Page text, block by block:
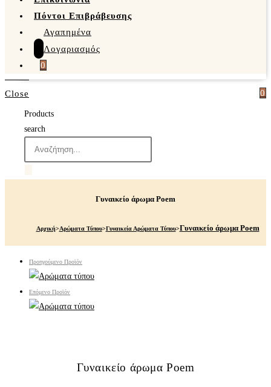
Πόντοι Επιβράβευσης
Αγαπημένα
Λογαριασμός
0
0
Close
Products
search
Γυναικείο άρωμα Poem
Αρχική>Αρώματα Τύπου>Γυναικεία Αρώματα Τύπου>Γυναικείο άρωμα Poem
Προηγούμενο Προϊόν
Επόμενο Προϊόν
Γυναικείο άρωμα Poem